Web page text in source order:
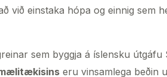
við einstaka hópa og einnig sem
sem byggja á íslensku
mælitækisinseru vinsamlega beðin